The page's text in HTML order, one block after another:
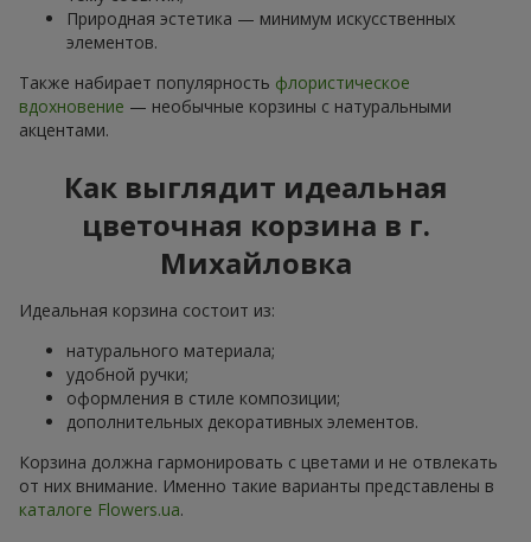
Природная эстетика — минимум искусственных
элементов.
Также набирает популярность флористическое
вдохновение — необычные корзины с натуральными
акцентами.
Как выглядит идеальная
цветочная корзина в г.
Михайловка
Идеальная корзина состоит из:
натурального материала;
удобной ручки;
оформления в стиле композиции;
дополнительных декоративных элементов.
Корзина должна гармонировать с цветами и не отвлекать
от них внимание. Именно такие варианты представлены в
каталоге Flowers.ua.